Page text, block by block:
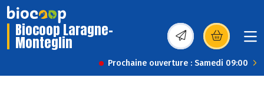
Biocoop Laragne-
Monteglin (s’ouvre dans une
Prochaine ouverture : Samedi 09:00